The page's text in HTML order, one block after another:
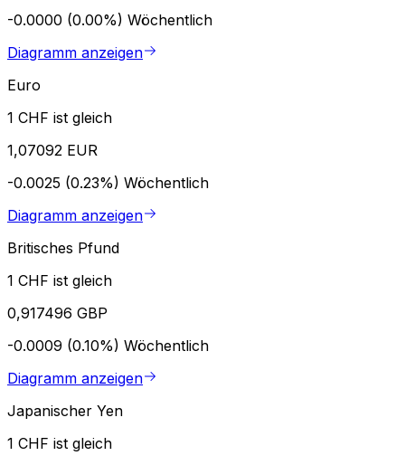
-0.0000 (0.00%) Wöchentlich
Diagramm anzeigen
Euro
1 CHF ist gleich
1,07092 EUR
-0.0025 (0.23%) Wöchentlich
Diagramm anzeigen
Britisches Pfund
1 CHF ist gleich
0,917496 GBP
-0.0009 (0.10%) Wöchentlich
Diagramm anzeigen
Japanischer Yen
1 CHF ist gleich